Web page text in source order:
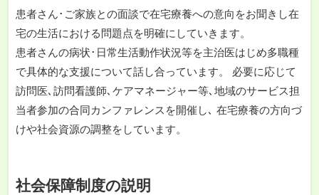
患者さん･ご家族との面談で在宅療養への意向をお聞きし在
宅の生活における問題点を明確にしていきます。
患者さんの病状･日常生活動作状況等を主治医はじめ多職種
で具体的な支援について話し合っています。 必要に応じて
訪問医､訪問看護師､ケアマネージャー等､地域のサービス担
当者参加の合同カンファレンスを開催し､ 在宅療養の方向づ
けや社会資源の調整をしています。
社会保障制度の説明